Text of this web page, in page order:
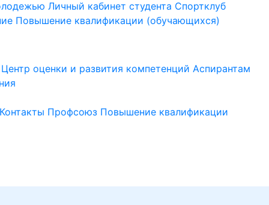
Личный кабинет студента Спортклуб
Повышение квалификации (обучающихся)
Центр оценки и развития компетенций Аспирантам
Контакты Профсоюз Повышение квалификации